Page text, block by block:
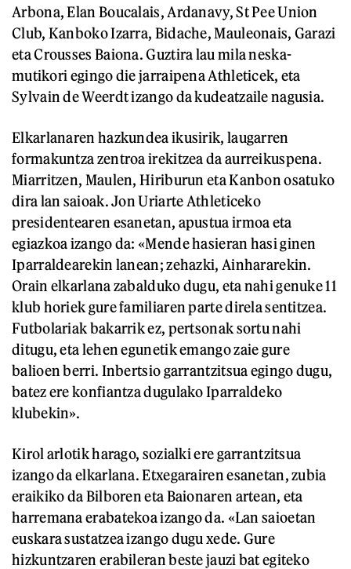
Arbona, Elan Boucalais, Ardanavy, St Pee Union
Club, Kanboko Izarra, Bidache, Mauleonais, Garazi
eta Crousses Baiona. Guztira lau mila neska-
mutikori egingo die jarraipena Athleticek, eta
Sylvain de Weerdt izango da kudeatzaile nagusia.
Elkarlanaren hazkundea ikusirik, laugarren
formakuntza zentroa irekitzea da aurreikuspena.
Miarritzen, Maulen, Hiriburun eta Kanbon osatuko
dira lan saioak. Jon Uriarte Athleticeko
presidentearen esanetan, apustua irmoa eta
egiazkoa izango da: «Mende hasieran hasi ginen
Iparraldearekin lanean; zehazki, Ainhararekin.
Orain elkarlana zabalduko dugu, eta nahi genuke 11
klub horiek gure familiaren parte direla sentitzea.
Futbolariak bakarrik ez, pertsonak sortu nahi
ditugu, eta lehen egunetik emango zaie gure
balioen berri. Inbertsio garrantzitsua egingo dugu,
batez ere konfiantza dugulako Iparraldeko
klubekin».
Kirol arlotik harago, sozialki ere garrantzitsua
izango da elkarlana. Etxegarairen esanetan, zubia
eraikiko da Bilboren eta Baionaren artean, eta
harremana erabatekoa izango da. «Lan saioetan
euskara sustatzea izango dugu xede. Gure
hizkuntzaren erabileran beste jauzi bat egiteko